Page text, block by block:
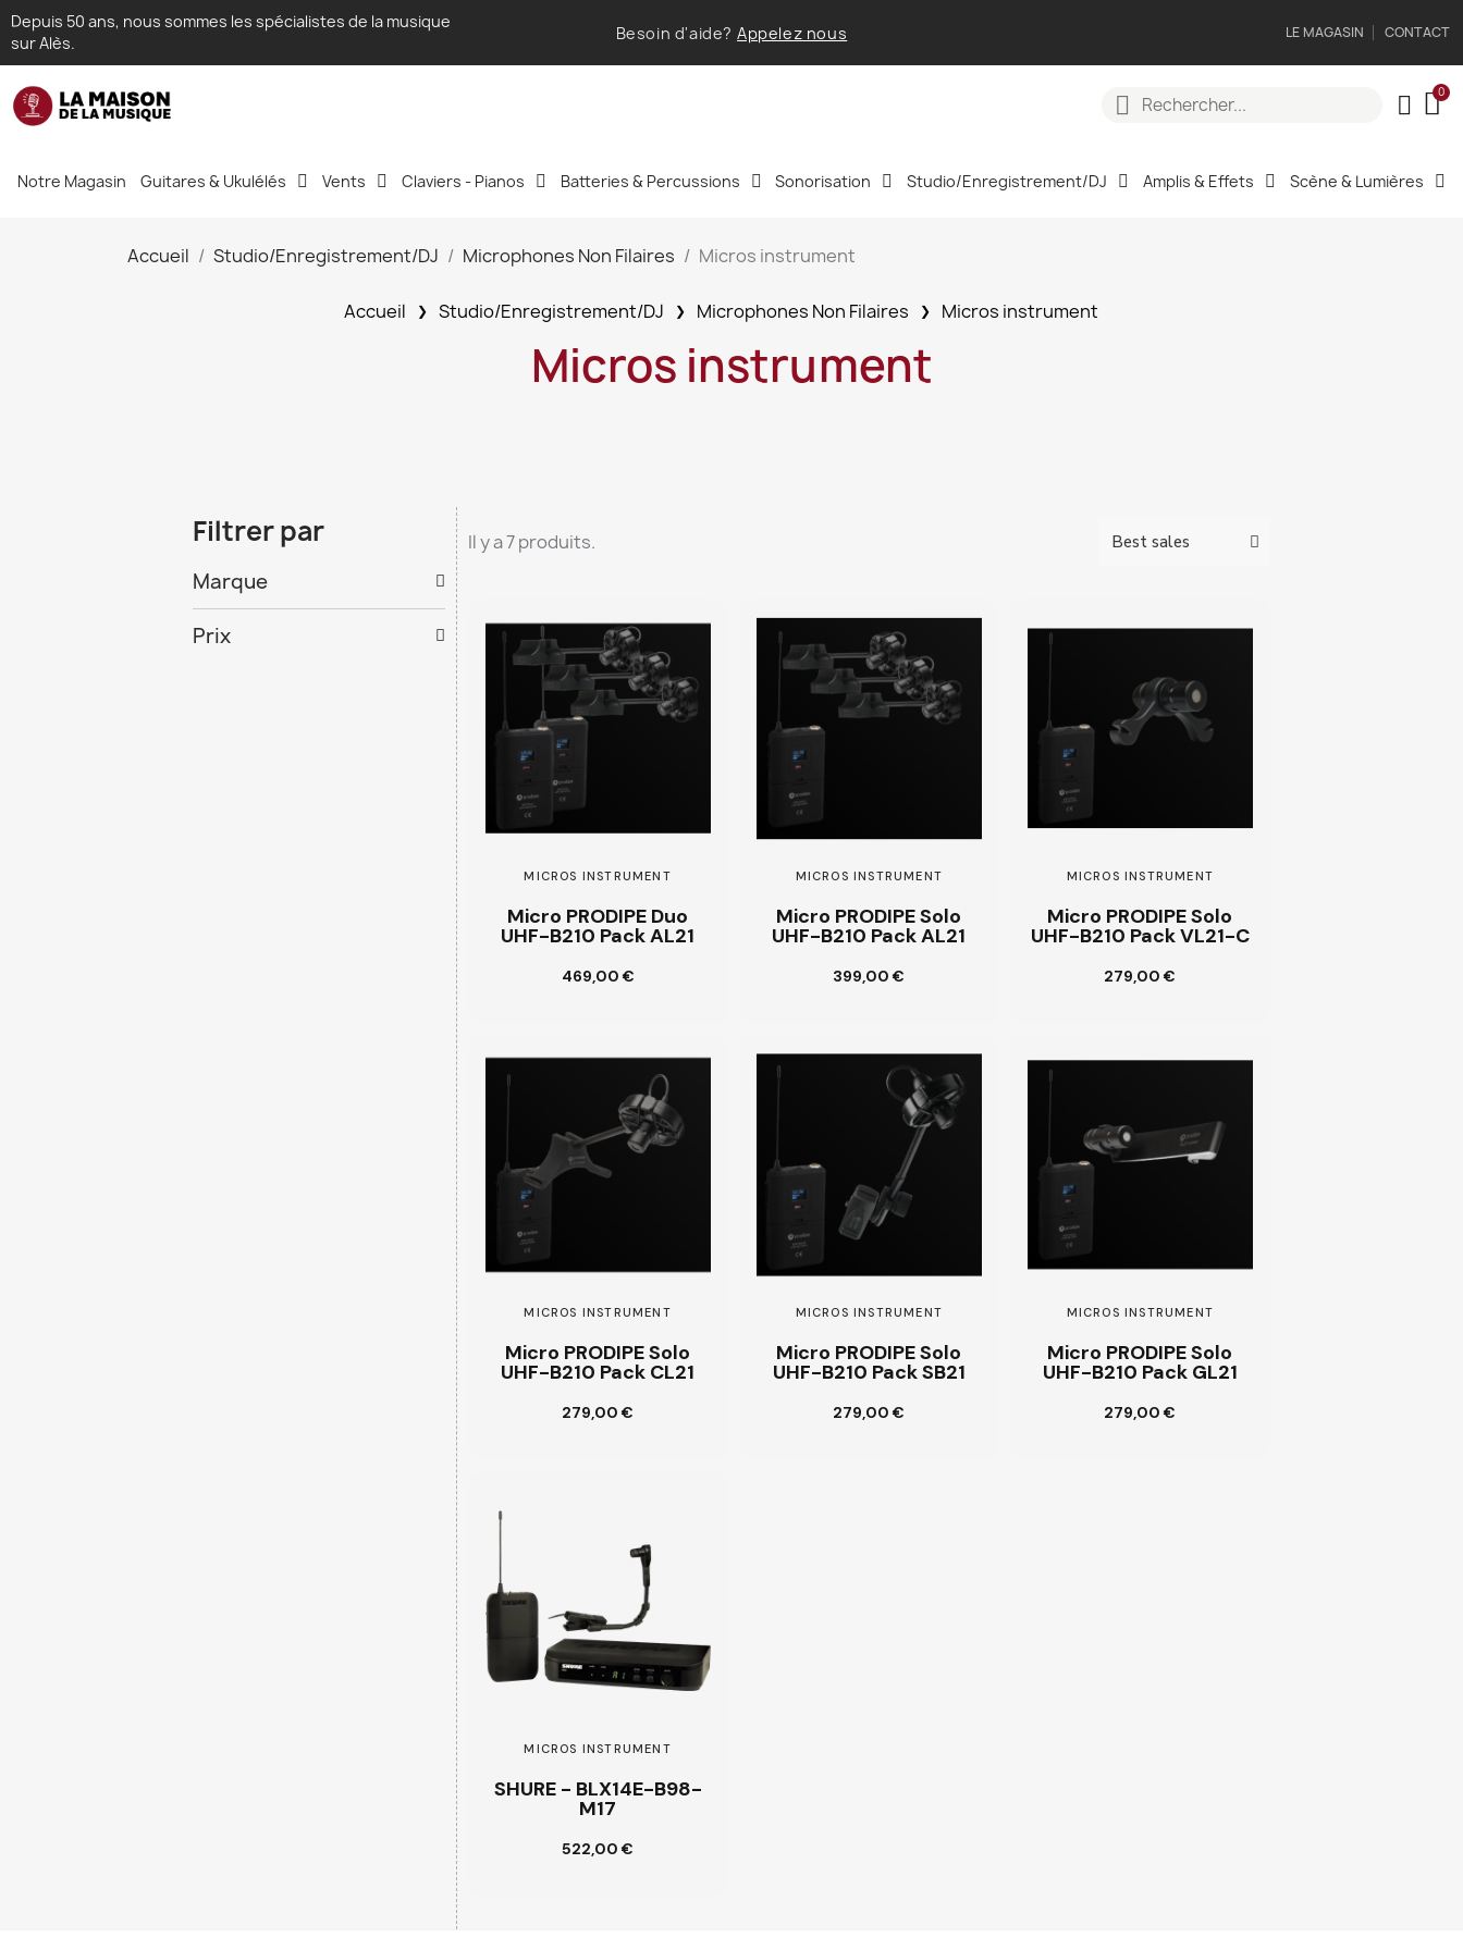
Depuis 50 ans, nous sommes les spécialistes de la musique
sur Alès.
Besoin d'aide? Appelez nous LE MAGASIN CONTACT
Notre Magasin Guitares & Ukulélés Vents Claviers - Pianos Batteries & Percussions Sonorisation Studio/Enregistrement/DJ Amplis & Effets Scène & Lumières
Accueil Studio/Enregistrement/DJ Microphones Non Filaires Micros instrument
Accueil Studio/Enregistrement/DJ Microphones Non Filaires Micros instrument
Micros instrument
Filtrer par
Marque
Prix
Il y a 7 produits.
MICROS INSTRUMENT
Micro PRODIPE Duo
UHF-B210 Pack AL21
469,00 €
Ajouter au panier
MICROS INSTRUMENT
Micro PRODIPE Solo
UHF-B210 Pack AL21
399,00 €
Ajouter au panier
MICROS INSTRUMENT
Micro PRODIPE Solo
UHF-B210 Pack VL21-C
279,00 €
Ajouter au panier
MICROS INSTRUMENT
Micro PRODIPE Solo
UHF-B210 Pack CL21
279,00 €
Ajouter au panier
MICROS INSTRUMENT
Micro PRODIPE Solo
UHF-B210 Pack SB21
279,00 €
Ajouter au panier
MICROS INSTRUMENT
Micro PRODIPE Solo
UHF-B210 Pack GL21
279,00 €
Ajouter au panier
MICROS INSTRUMENT
SHURE - BLX14E-B98-
M17
522,00 €
Ajouter au panier